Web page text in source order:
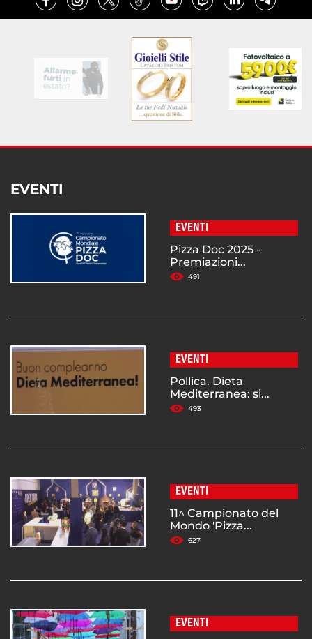
EVENTI
EVENTI
Pizza Doc 2025 -
Premiazioni...
491
EVENTI
Pollica. Dieta
Mediterranea: si...
493
EVENTI
11^ Campionato del
Mondo 'Pizza...
627
EVENTI